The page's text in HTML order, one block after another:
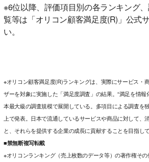
※6位以降、評価項目別の各ランキング
覧等は「オリコン顧客満足度(R)」公式
い。
※オリコン顧客満足度(R)ランキングは、実際にサービス・
ザーを対象に実施した「満足度調査」の結果。“満足を情報
本最大級の調査規模で展開している。多項目による調査を
上で発表。日本で流通しているサービスや商品に対して、
と、それらを提供する企業の成長に貢献することを目指して
■禁無断複写転載
※オリコンランキング（売上枚数のデータ等）の著作権そ